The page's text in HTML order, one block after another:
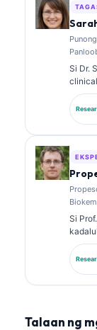
Si Dr.
Si
ng
Talaan ng